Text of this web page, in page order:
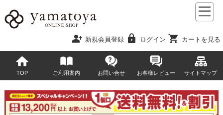
person_add 新規会員登録 lock ログイン shopping_cart カートを見る
TOP ご利用案内 お問い合せ お客様レビュー サイトマップ